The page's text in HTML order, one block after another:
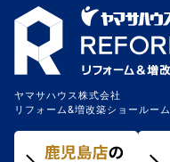
ヤマサハウス株式会社
リフォーム&増改築ショールーム